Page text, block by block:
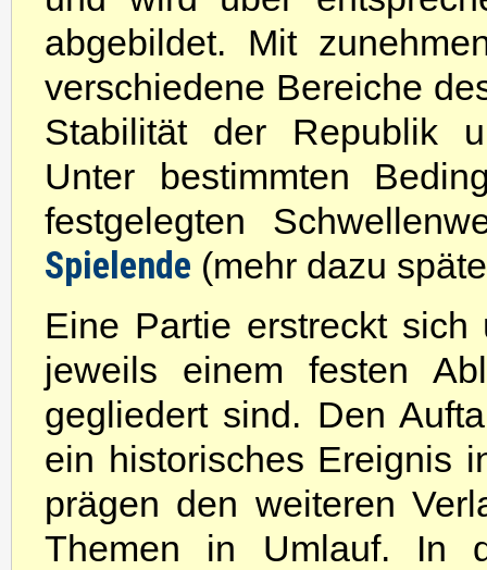
abgebildet. Mit
verschiedene Bereiche
Stabilität der Republik
Unter bestimmten
festgelegten
Spielende (mehr dazu
Eine Partie erstreckt
jeweils einem festen
gegliedert sind. Den
ein historisches Ereignis
prägen den weiteren
Themen in Umlauf. In